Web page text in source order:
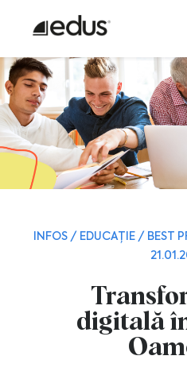
INFOS / EDUCAȚIE / BEST
digitală